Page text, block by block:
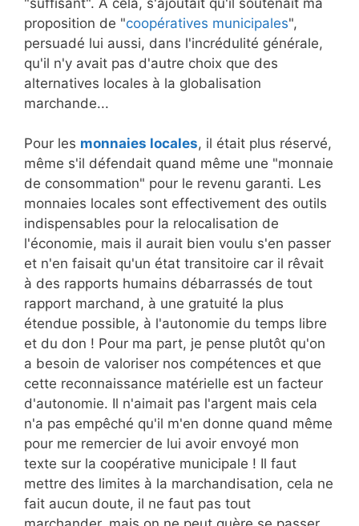
proposition de "coopératives municipales",
persuadé lui aussi, dans l'incrédulité générale,
qu'il n'y avait pas d'autre choix que des
alternatives locales à la globalisation
marchande...
Pour les monnaies locales, il était plus réservé,
même s'il défendait quand même une "monnaie
de consommation" pour le revenu garanti. Les
monnaies locales sont effectivement des outils
indispensables pour la relocalisation de
l'économie, mais il aurait bien voulu s'en passer
et n'en faisait qu'un état transitoire car il rêvait
à des rapports humains débarrassés de tout
rapport marchand, à une gratuité la plus
étendue possible, à l'autonomie du temps libre
et du don ! Pour ma part, je pense plutôt qu'on
a besoin de valoriser nos compétences et que
cette reconnaissance matérielle est un facteur
d'autonomie. Il n'aimait pas l'argent mais cela
n'a pas empêché qu'il m'en donne quand même
pour me remercier de lui avoir envoyé mon
texte sur la coopérative municipale ! Il faut
mettre des limites à la marchandisation, cela ne
fait aucun doute, il ne faut pas tout